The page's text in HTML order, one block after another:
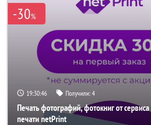
-30%
19:30:45 Получили:4
Печать фотографий, фотокниг от
печати netPrint